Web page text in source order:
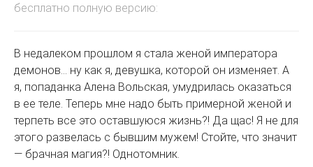
бесплатно полную версию:
В недалеком прошлом я стала женой императора
демонов… ну как я, девушка, которой он изменяет. А
я, попаданка Алена Вольская, умудрилась оказаться
в ее теле. Теперь мне надо быть примерной женой и
терпеть все это оставшуюся жизнь?! Да щас! Я не для
этого развелась с бывшим мужем! Стойте, что значит
— брачная магия?! Однотомник.